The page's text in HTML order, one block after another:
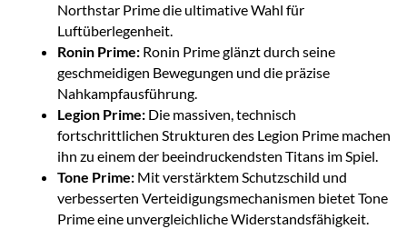
Northstar Prime die ultimative Wahl für
Luftüberlegenheit.
Ronin Prime: Ronin Prime glänzt durch seine
geschmeidigen Bewegungen und die präzise
Nahkampfausführung.
Legion Prime: Die massiven, technisch
fortschrittlichen Strukturen des Legion Prime machen
ihn zu einem der beeindruckendsten Titans im Spiel.
Tone Prime: Mit verstärktem Schutzschild und
verbesserten Verteidigungsmechanismen bietet Tone
Prime eine unvergleichliche Widerstandsfähigkeit.